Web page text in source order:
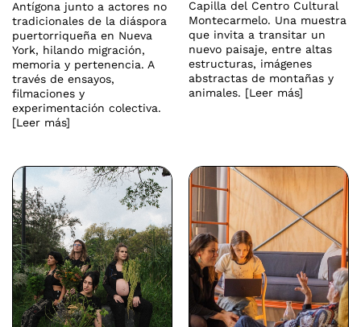
Antígona junto a actores no
tradicionales de la diáspora
puertorriqueña en Nueva
York, hilando migración,
memoria y pertenencia. A
través de ensayos,
filmaciones y
experimentación colectiva.
[Leer más]
Capilla del Centro Cultural
Montecarmelo. Una muestra
que invita a transitar un
nuevo paisaje, entre altas
estructuras, imágenes
abstractas de montañas y
animales. [Leer más]